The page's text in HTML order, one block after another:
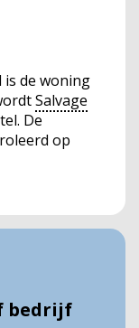
is de woning
Salvage
De
op
bedrijf